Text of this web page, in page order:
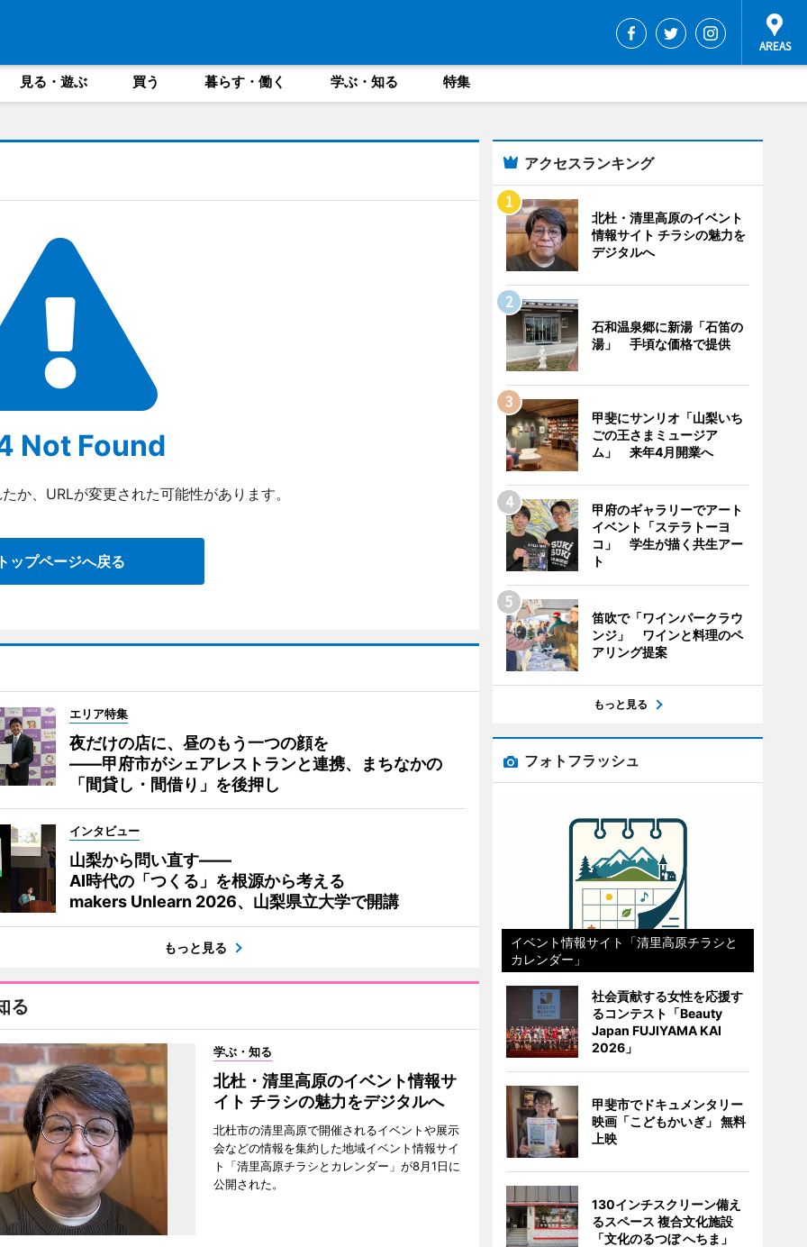
見る・遊ぶ 買う 暮らす・働く 学ぶ・知る 特集
Not Found
か、URLが変更された可能性があります。
ップページへ戻る
エリア特集
夜だけの店に、昼のもう一つの顔を
――甲府市がシェアレストランと連携、まちなかの
「間貸し・間借り」を後押し
インタビュー
山梨から問い直す――
AI時代の「つくる」を根源から考える
makers Unlearn 2026、山梨県立大学で開講
もっと見る
る
学ぶ・知る
北杜・清里高原のイベント情報サ
イト チラシの魅力をデジタルへ
北杜市の清里高原で開催されるイベントや展示
会などの情報を集約した地域イベント情報サイ
ト「清里高原チラシとカレンダー」が8月1日に
公開された。
アクセスランキング
北杜・清里高原のイベント
情報サイト チラシの魅力を
デジタルへ
石和温泉郷に新湯「石笛の
湯」 手頃な価格で提供
甲斐にサンリオ「山梨いち
ごの王さまミュージア
ム」 来年4月開業へ
甲府のギャラリーでアート
イベント「ステラトーヨ
コ」 学生が描く共生アー
ト
笛吹で「ワインパークラウ
ンジ」 ワインと料理のペ
アリング提案
もっと見る
フォトフラッシュ
イベント情報サイト「清里高原チラシと
カレンダー」
社会貢献する女性を応援す
るコンテスト「Beauty
Japan FUJIYAMA KAI
2026」
甲斐市でドキュメンタリー
映画「こどもかいぎ」 無料
上映
130インチスクリーン備え
るスペース 複合文化施設
「文化のるつぼ へちま」